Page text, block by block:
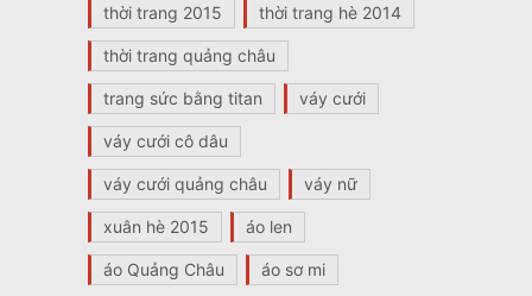
thời trang 2015 thời trang hè 2014
thời trang quảng châu
trang sức bằng titan váy cưới
váy cưới cô dâu
váy cưới quảng châu váy nữ
xuân hè 2015 áo len
áo Quảng Châu áo sơ mi